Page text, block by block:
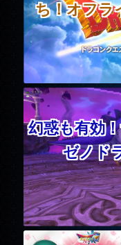
ち！オフラ
幻惑も有効
ゼノド